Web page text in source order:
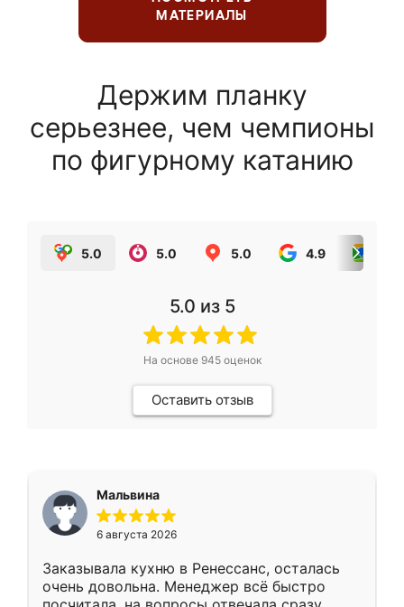
МАТЕРИАЛЫ
Держим планку
серьезнее, чем чемпионы
по фигурному катанию
5.0 5.0 5.0 4.9
5.0 из 5
На основе 945оценок
Оставить отзыв
Мальвина
6 августа 2026
Заказывала кухню в Ренессанс, осталась
очень довольна. Менеджер всё быстро